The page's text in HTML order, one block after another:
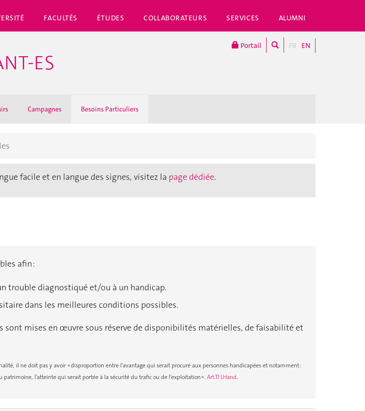
FACULTÉS ÉTUDES COLLABORATEURS SERVICES ALUMNI
Portail FR EN
ES
Campagnes Besoins Particuliers
facile et en langue des signes, visitez la page dédiée.
afin :
trouble diagnostiqué e t/ou à un handicap.
dans les meilleures conditions possibles.
sont mises en œuvre sous réserve de disponibilités matérielles, de faisabilité et
il ne doit pas y avoir « disproportion entre l’avantage qui serait procuré aux personnes handicapées et notamment :
l’atteinte qui serait portée à la sécurité du trafic ou de l’exploitation ». Art.11 LHand.